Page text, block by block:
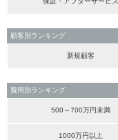
顧客別ランキング
新規顧客
費用別ランキング
500～700万円未満
1000万円以上